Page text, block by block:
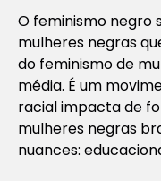
O feminismo negro
mulheres negras
do feminismo de
média. É um
racial impacta de
mulheres negras
nuances: